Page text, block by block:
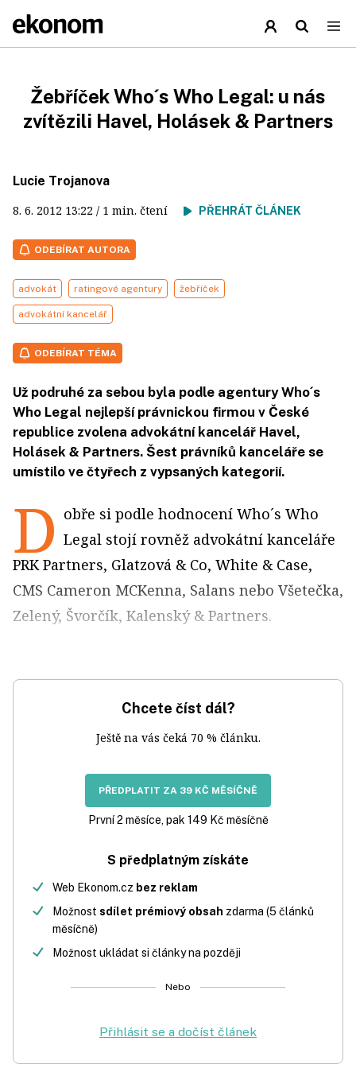
Žebříček Who´s Who Legal: u nás
zvítězili Havel, Holásek & Partners
Lucie Trojanova
8. 6. 2012 13:22 / 1 min. čtení PŘEHRÁT ČLÁNEK
ODEBÍRAT AUTORA
advokát ratingové agentury žebříček
advokátní kancelář
ODEBÍRAT TÉMA
Už podruhé za sebou byla podle agentury Who´s
Who Legal nejlepší právnickou firmou v České
republice zvolena advokátní kancelář Havel,
Holásek & Partners. Šest právníků kanceláře se
umístilo ve čtyřech z vypsaných kategorií.
D obře si podle hodnocení Who´s Who
Legal stojí rovněž advokátní kanceláře
PRK Partners, Glatzová & Co, White & Case,
CMS Cameron MCKenna, Salans nebo Všetečka,
Zelený, Švorčík, Kalenský & Partners.
Chcete číst dál?
Ještě na vás čeká 70 % článku.
PŘEDPLATIT ZA 39 KČ MĚSÍČNĚ
První 2 měsíce, pak 149 Kč měsíčně
S předplatným získáte
Web Ekonom.cz bez reklam
Možnost sdílet prémiový obsah zdarma (5 článků
měsíčně)
Možnost ukládat si články na později
Nebo
Přihlásit se a dočíst článek